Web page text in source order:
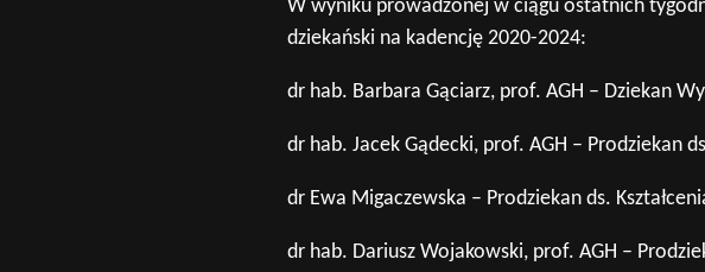
Przewodnik
Sylabus AGH
W wyniku prowadzonej w ciągu ostatnich
dziekański na kadencję 2020-2024:
dr hab. Barbara Gąciarz, prof. AGH – Dziekan
dr hab. Jacek Gądecki, prof. AGH – Prodziekan
dr Ewa Migaczewska – Prodziekan ds.
dr hab. Dariusz Wojakowski, prof. AGH –